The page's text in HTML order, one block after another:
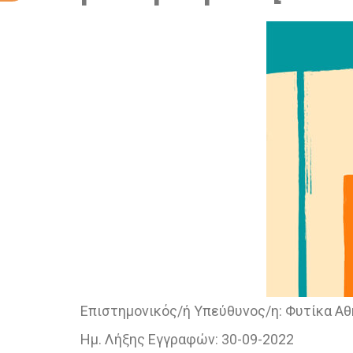
Επιστημονικός/ή Υπεύθυνος/η: Φυτίκα
Ημ. Λήξης Εγγραφών: 30-09-2022